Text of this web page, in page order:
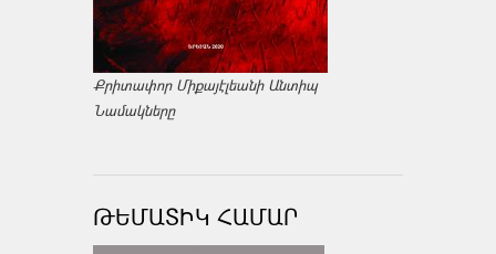
Քրիտափոր Միքայէլեանի Անտիպ
Նամակները
ԹԵՄԱՏԻԿ ՀԱՄԱՐ